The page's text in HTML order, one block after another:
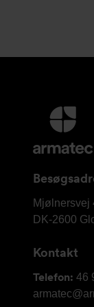
Yderligere
information
og
Armatec
A/S
Mjølnersvej
DK-2600
Kontakt
Telefon: 46